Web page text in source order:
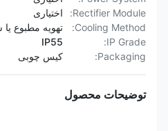
Rectifier Module:
اختیاری
Cooling Method:
تهویه مطبوع
IP Grade:
IP55
Packaging:
کیس چوبی
توضیحات محصول